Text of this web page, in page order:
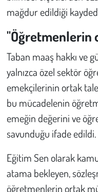
mağdur edildiği
"Öğretmenlerin
Taban maaş hakkı ve
yalnızca özel sektör
emekçilerinin ortak
bu mücadelenin
emeğin değerini ve
savunduğu ifade edildi.
Eğitim Sen olarak
atama bekleyen,
öğretmenlerin ortak